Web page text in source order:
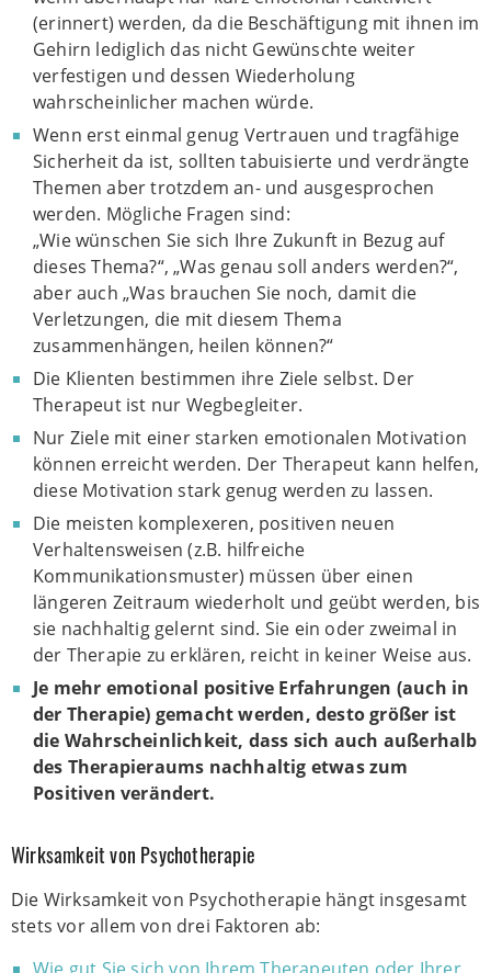
(erinnert) werden, da die Beschäftigung mit ihnen im
Gehirn lediglich das nicht Gewünschte weiter
verfestigen und dessen Wiederholung
wahrscheinlicher machen würde.
Wenn erst einmal genug Vertrauen und tragfähige
Sicherheit da ist, sollten tabuisierte und verdrängte
Themen aber trotzdem an- und ausgesprochen
werden. Mögliche Fragen sind:
„Wie wünschen Sie sich Ihre Zukunft in Bezug auf
dieses Thema?“, „Was genau soll anders werden?“,
aber auch „Was brauchen Sie noch, damit die
Verletzungen, die mit diesem Thema
zusammenhängen, heilen können?“
Die Klienten bestimmen ihre Ziele selbst. Der
Therapeut ist nur Wegbegleiter.
Nur Ziele mit einer starken emotionalen Motivation
können erreicht werden. Der Therapeut kann helfen,
diese Motivation stark genug werden zu lassen.
Die meisten komplexeren, positiven neuen
Verhaltensweisen (z.B. hilfreiche
Kommunikationsmuster) müssen über einen
längeren Zeitraum wiederholt und geübt werden, bis
sie nachhaltig gelernt sind. Sie ein oder zweimal in
der Therapie zu erklären, reicht in keiner Weise aus.
Je mehr emotional positive Erfahrungen (auch in
der Therapie) gemacht werden, desto größer ist
die Wahrscheinlichkeit, dass sich auch außerhalb
des Therapieraums nachhaltig etwas zum
Positiven verändert.
Wirksamkeit von Psychotherapie
Die Wirksamkeit von Psychotherapie hängt insgesamt
stets vor allem von drei Faktoren ab: